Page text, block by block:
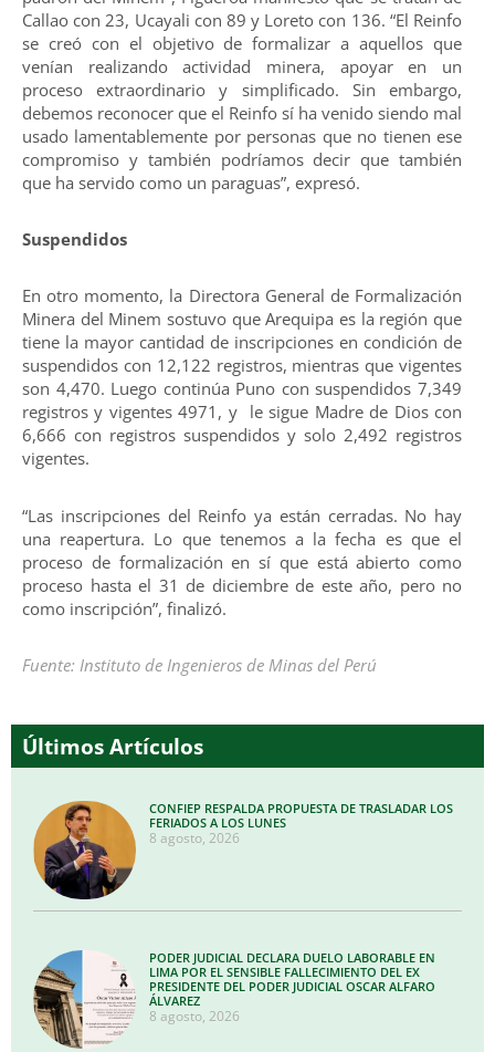
Callao con 23, Ucayali con 89 y Loreto con 136. “El Reinfo
se creó con el objetivo de formalizar a aquellos que
venían realizando actividad minera, apoyar en un
proceso extraordinario y simplificado. Sin embargo,
debemos reconocer que el Reinfo sí ha venido siendo mal
usado lamentablemente por personas que no tienen ese
compromiso y también podríamos decir que también
que ha servido como un paraguas”, expresó.
Suspendidos
En otro momento, la Directora General de Formalización
Minera del Minem sostuvo que Arequipa es la región que
tiene la mayor cantidad de inscripciones en condición de
suspendidos con 12,122 registros, mientras que vigentes
son 4,470. Luego continúa Puno con suspendidos 7,349
registros y vigentes 4971, y le sigue Madre de Dios con
6,666 con registros suspendidos y solo 2,492 registros
vigentes.
“Las inscripciones del Reinfo ya están cerradas. No hay
una reapertura. Lo que tenemos a la fecha es que el
proceso de formalización en sí que está abierto como
proceso hasta el 31 de diciembre de este año, pero no
como inscripción”, finalizó.
Fuente: Instituto de Ingenieros de Minas del Perú
Últimos Artículos
CONFIEP RESPALDA PROPUESTA DE TRASLADAR LOS
FERIADOS A LOS LUNES
8 agosto, 2026
PODER JUDICIAL DECLARA DUELO LABORABLE EN
LIMA POR EL SENSIBLE FALLECIMIENTO DEL EX
PRESIDENTE DEL PODER JUDICIAL OSCAR ALFARO
ÁLVAREZ
8 agosto, 2026